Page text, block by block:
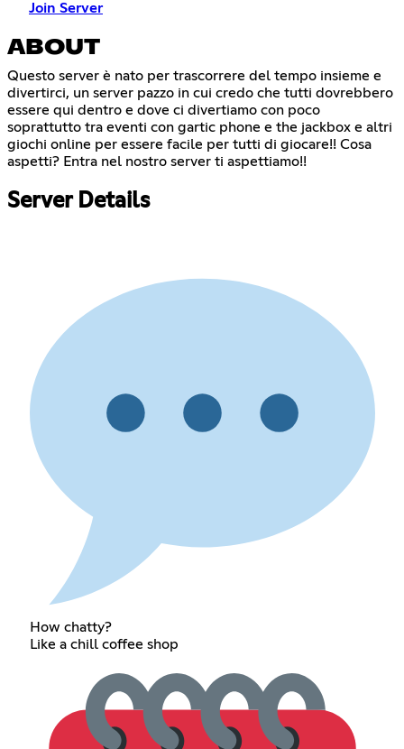
Join Server
ABOUT
Questo server è nato per trascorrere del tempo insieme e
divertirci, un server pazzo in cui credo che tutti dovrebbero
essere qui dentro e dove ci divertiamo con poco
soprattutto tra eventi con gartic phone e the jackbox e altri
giochi online per essere facile per tutti di giocare!! Cosa
aspetti? Entra nel nostro server ti aspettiamo!!
Server Details
How chatty?
Like a chill coffee shop